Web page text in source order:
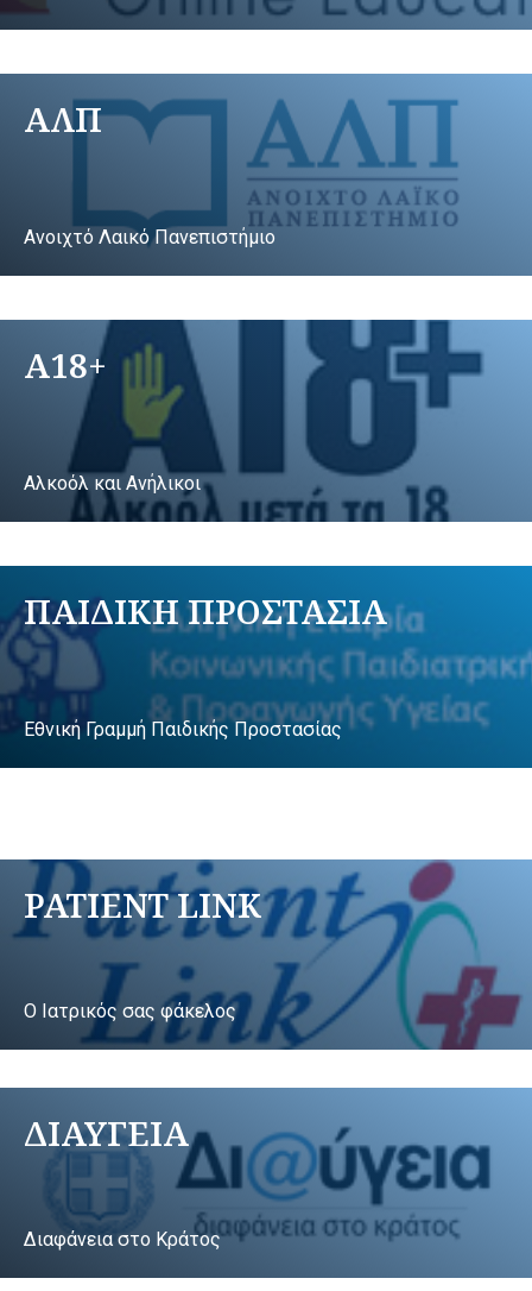
ΑΛΠ
Ανοιχτό Λαικό Πανεπιστήμιο
A18+
Αλκοόλ και Ανήλικοι
ΠΑΙΔΙΚΗ ΠΡΟΣΤΑΣΙΑ
Εθνική Γραμμή Παιδικής Προστασίας
PATIENT LINK
Ο Ιατρικός σας φάκελος
ΔΙΑΥΓΕΙΑ
Διαφάνεια στο Κράτος